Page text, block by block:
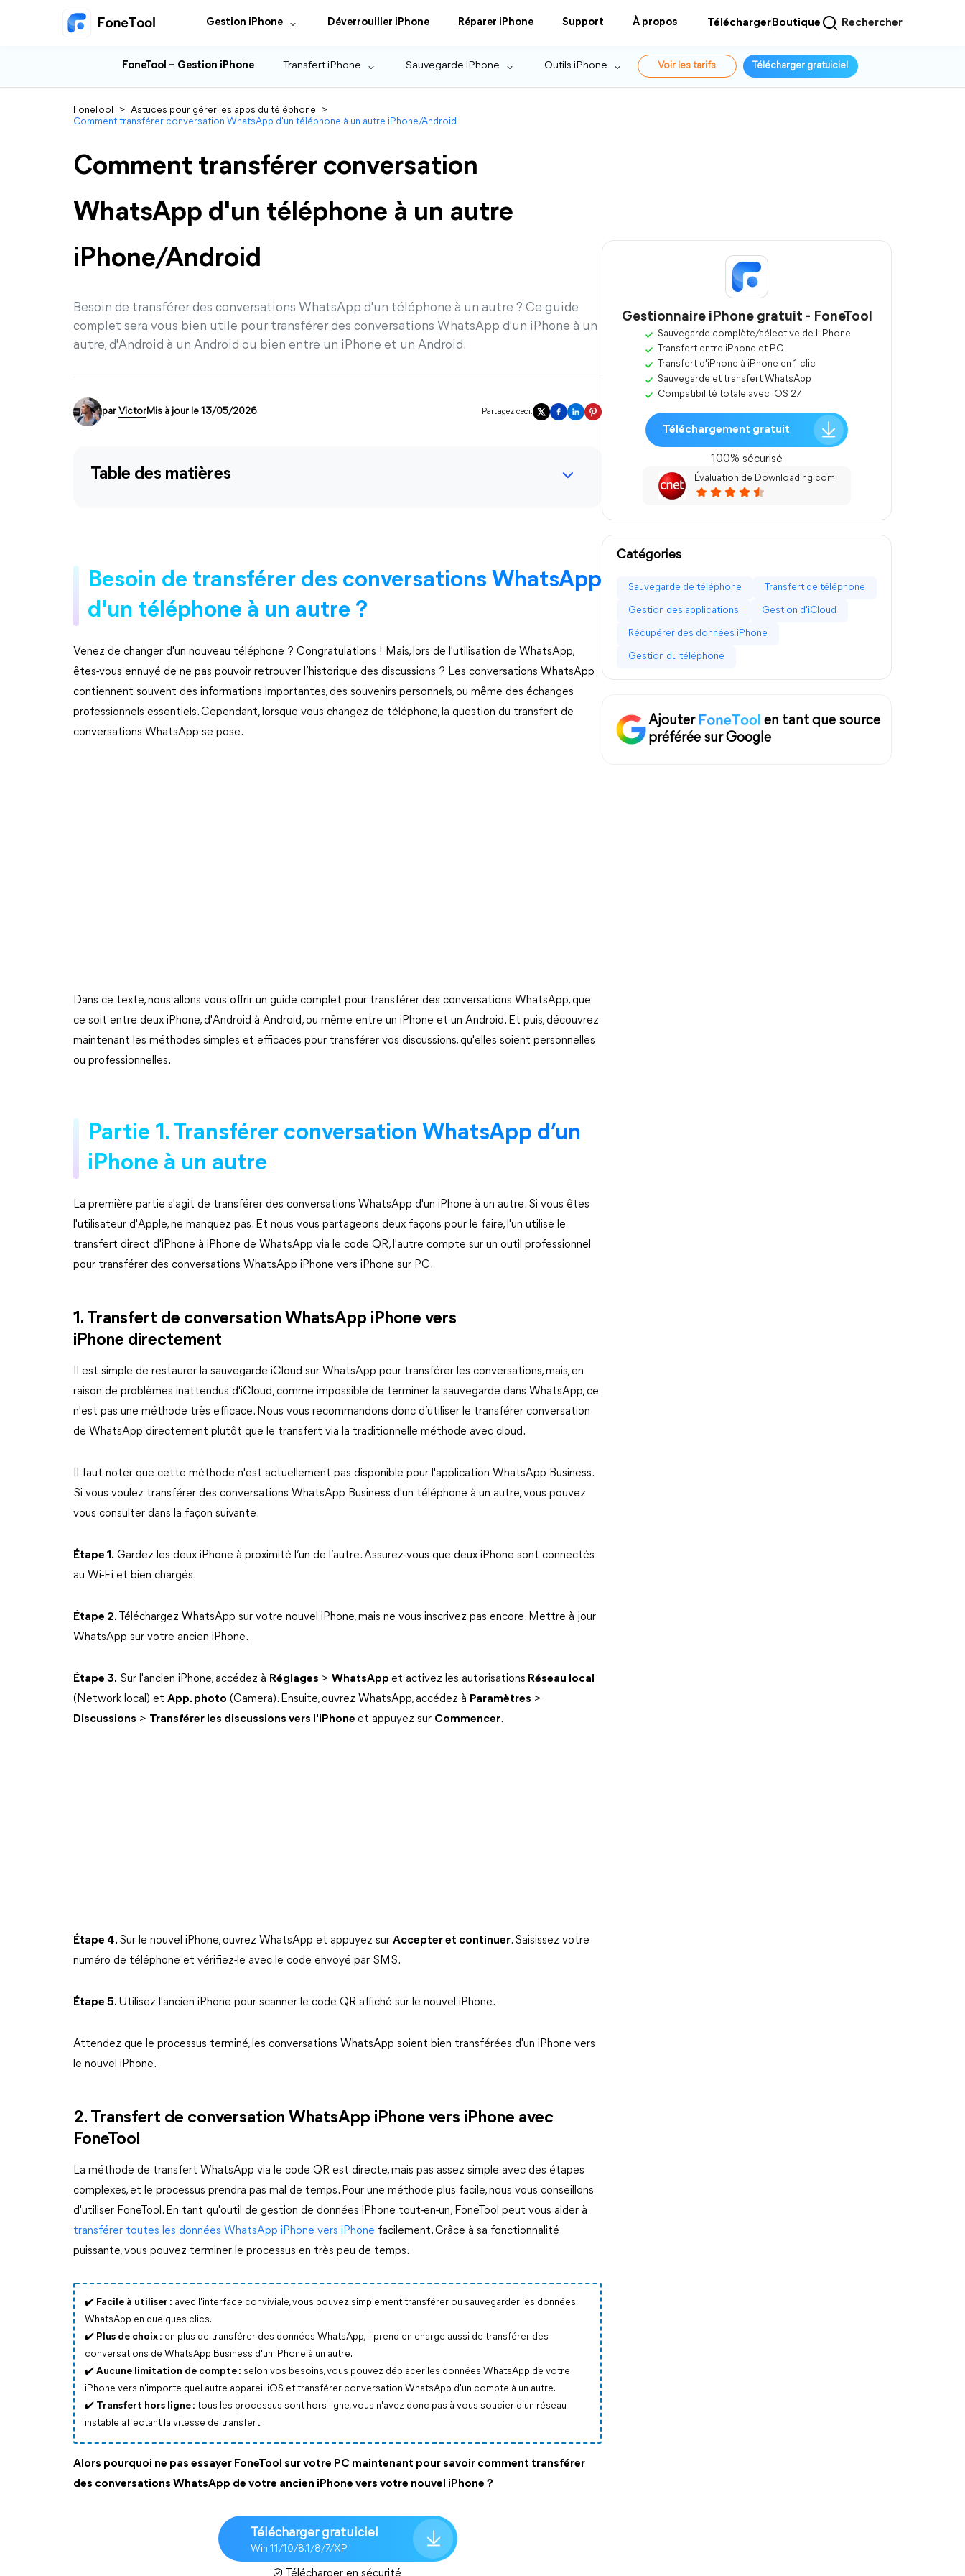
Gestion iPhone Déverrouiller iPhone Réparer iPhone Support À propos Télécharger Boutique Rechercher
FoneTool – Gestion iPhone Transfert iPhone Sauvegarde iPhone Outils iPhone Voir les tarifs Télécharger gratuiciel
FoneTool > Astuces pour gérer les apps du téléphone
>
Comment transférer conversation WhatsApp d'un téléphone à un autre iPhone/Android
Comment transférer conversation
WhatsApp d'un téléphone à un autre
iPhone/Android
Besoin de transférer des conversations WhatsApp d'un téléphone à un autre ? Ce guide
complet sera vous bien utile pour transférer des conversations WhatsApp d'un iPhone à un
autre, d'Android à un Android ou bien entre un iPhone et un Android.
par VictorMis à jour le 13/05/2026 Partagez ceci:
Table des matières
Besoin de transférer des conversations WhatsApp
d'un téléphone à un autre ?
Venez de changer d'un nouveau téléphone ? Congratulations ! Mais, lors de l'utilisation de WhatsApp,
êtes-vous ennuyé de ne pas pouvoir retrouver l’historique des discussions ? Les conversations WhatsApp
contiennent souvent des informations importantes, des souvenirs personnels, ou même des échanges
professionnels essentiels. Cependant, lorsque vous changez de téléphone, la question du transfert de
conversations WhatsApp se pose.
Dans ce texte, nous allons vous offrir un guide complet pour transférer des conversations WhatsApp, que
ce soit entre deux iPhone, d'Android à Android, ou même entre un iPhone et un Android. Et puis, découvrez
maintenant les méthodes simples et efficaces pour transférer vos discussions, qu'elles soient personnelles
ou professionnelles.
Partie 1. Transférer conversation WhatsApp d’un
iPhone à un autre
La première partie s'agit de transférer des conversations WhatsApp d'un iPhone à un autre. Si vous êtes
l'utilisateur d'Apple, ne manquez pas. Et nous vous partageons deux façons pour le faire, l'un utilise le
transfert direct d'iPhone à iPhone de WhatsApp via le code QR, l'autre compte sur un outil professionnel
pour transférer des conversations WhatsApp iPhone vers iPhone sur PC.
1. Transfert de conversation WhatsApp iPhone vers
iPhone directement
Il est simple de restaurer la sauvegarde iCloud sur WhatsApp pour transférer les conversations, mais, en
raison de problèmes inattendus d'iCloud, comme impossible de terminer la sauvegarde dans WhatsApp, ce
n'est pas une méthode très efficace. Nous vous recommandons donc d’utiliser le transférer conversation
de WhatsApp directement plutôt que le transfert via la traditionnelle méthode avec cloud.
Il faut noter que cette méthode n'est actuellement pas disponible pour l'application WhatsApp Business.
Si vous voulez transférer des conversations WhatsApp Business d'un téléphone à un autre, vous pouvez
vous consulter dans la façon suivante.
Étape 1. Gardez les deux iPhone à proximité l’un de l’autre. Assurez-vous que deux iPhone sont connectés
au Wi-Fi et bien chargés.
Étape 2.
Téléchargez WhatsApp sur votre nouvel iPhone, mais ne vous inscrivez pas encore. Mettre à jour
WhatsApp sur votre ancien iPhone.
Étape 3. Sur l'ancien iPhone, accédez à Réglages > WhatsApp et activez les autorisations Réseau local
(Network local) et App. photo (Camera). Ensuite, ouvrez WhatsApp, accédez à Paramètres >
Discussions > Transférer les discussions vers l'iPhone et appuyez sur Commencer.
Étape 4. Sur le nouvel iPhone, ouvrez WhatsApp et appuyez sur Accepter et continuer. Saisissez votre
numéro de téléphone et vérifiez-le avec le code envoyé par SMS.
Étape 5. Utilisez l'ancien iPhone pour scanner le code QR affiché sur le nouvel iPhone.
Attendez que le processus terminé, les conversations WhatsApp soient bien transférées d'un iPhone vers
le nouvel iPhone.
2. Transfert de conversation WhatsApp iPhone vers iPhone avec
FoneTool
La méthode de transfert WhatsApp via le code QR est directe, mais pas assez simple avec des étapes
complexes, et le processus prendra pas mal de temps. Pour une méthode plus facile, nous vous conseillons
d'utiliser FoneTool. En tant qu'outil de gestion de données iPhone tout-en-un, FoneTool peut vous aider à
transférer toutes les données WhatsApp iPhone vers iPhone facilement. Grâce à sa fonctionnalité
puissante, vous pouvez terminer le processus en très peu de temps.
✔️ Facile à utiliser : avec l'interface conviviale, vous pouvez simplement transférer ou sauvegarder les données
WhatsApp en quelques clics.
✔️ Plus de choix : en plus de transférer des données WhatsApp, il prend en charge aussi de transférer des
conversations de WhatsApp Business d'un iPhone à un autre.
✔️ Aucune limitation de compte : selon vos besoins, vous pouvez déplacer les données WhatsApp de votre
iPhone vers n'importe quel autre appareil iOS et transférer conversation WhatsApp d'un compte à un autre.
✔️ Transfert hors ligne : tous les processus sont hors ligne, vous n'avez donc pas à vous soucier d'un réseau
instable affectant la vitesse de transfert.
Alors pourquoi ne pas essayer FoneTool sur votre PC maintenant pour savoir comment transférer
des conversations WhatsApp de votre ancien iPhone vers votre nouvel iPhone ?
Télécharger gratuiciel
Win 11/10/8.1/8/7/XP
Gestionnaire iPhone gratuit - FoneTool
Sauvegarde complète/sélective de l'iPhone
Transfert entre iPhone et PC
Transfert d'iPhone à iPhone en 1 clic
Sauvegarde et transfert WhatsApp
Compatibilité totale avec iOS 27
Téléchargement gratuit
100% sécurisé
Évaluation de Downloading.com
Catégories
Sauvegarde de téléphone Transfert de téléphone
Gestion des applications Gestion d'iCloud
Récupérer des données iPhone
Gestion du téléphone
Ajouter
en tant que source
préférée sur Google